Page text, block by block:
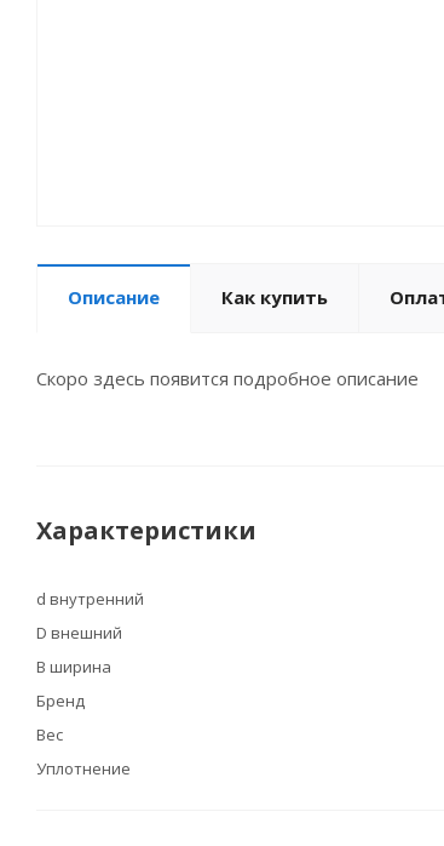
Описание Как купить
Скоро здесь появится подробное описание
Характеристики
d внутренний
D внешний
B ширина
Бренд
Вес
Уплотнение